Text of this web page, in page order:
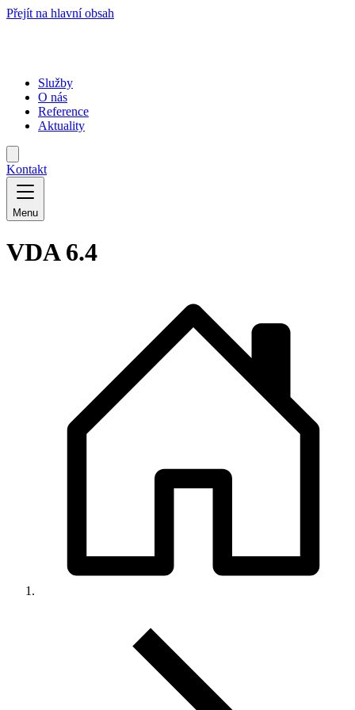
Přejít na hlavní obsah
Služby
O nás
Reference
Aktuality
Kontakt
Menu
VDA 6.4